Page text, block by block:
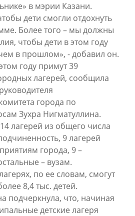
в мэрии Казани.
дети смогли отдохнуть
Более того – мы должны
чтобы дети в этом году
в прошлом», - добавил он.
году примут 39
лагерей, сообщила
города по
Зухра Нигматуллина.
лагерей из общего числа
9 лагерей
города, 9 –
– вузам.
по ее словам, смогут
8,4 тыс. детей.
подчеркнула, что, начиная
детские лагеря